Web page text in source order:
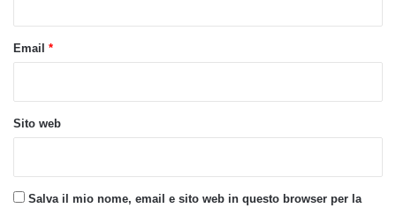
Email *
Sito web
Salva il mio nome, email e sito web in questo browser per la